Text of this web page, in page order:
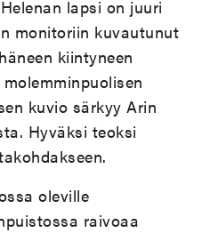
lapsi on juuri
monitoriin kuvautunut
kiintyneen
kuvio särkyy Arin
Hyväksi teoksi
oleville
raivoaa